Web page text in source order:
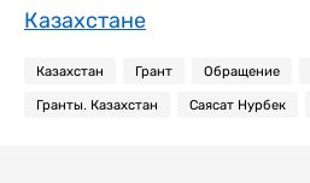
Казахстане
Казахстан Грант Обращение
Гранты. Казахстан Саясат Нурбек